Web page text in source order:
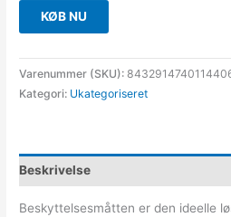
KØB NU
Varenummer (SKU):
Kategori: Ukategoriseret
Beskrivelse
Beskyttelsesmåtten er den ideelle